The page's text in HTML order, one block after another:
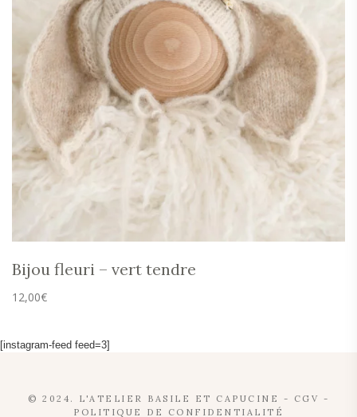
Bijou fleuri – vert tendre
12,00€
[instagram-feed feed=3]
© 2024. L'ATELIER BASILE ET CAPUCINE - CGV -
POLITIQUE DE CONFIDENTIALITÉ